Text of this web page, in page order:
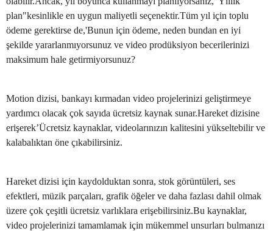
plan"kesinlikle en uygun maliyetli seçenektir.Tüm yıl için toplu
ödeme gerektirse de,'Bunun için ödeme, neden bundan en iyi
şekilde yararlanmıyorsunuz ve video prodüksiyon becerilerinizi
maksimum hale getirmiyorsunuz?
Motion dizisi, bankayı kırmadan video projelerinizi geliştirmeye
yardımcı olacak çok sayıda ücretsiz kaynak sunar.Hareket dizisine
erişerek’Ücretsiz kaynaklar, videolarınızın kalitesini yükseltebilir ve
kalabalıktan öne çıkabilirsiniz.
Hareket dizisi için kaydolduktan sonra, stok görüntüleri, ses
efektleri, müzik parçaları, grafik öğeler ve daha fazlası dahil olmak
üzere çok çeşitli ücretsiz varlıklara erişebilirsiniz.Bu kaynaklar,
video projelerinizi tamamlamak için mükemmel unsurları bulmanızı